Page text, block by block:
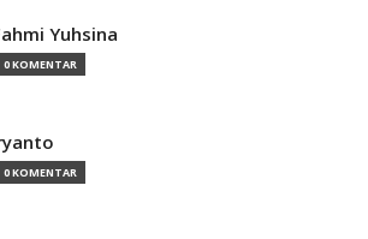
Yuhsina
0 KOMENTAR
0 KOMENTAR